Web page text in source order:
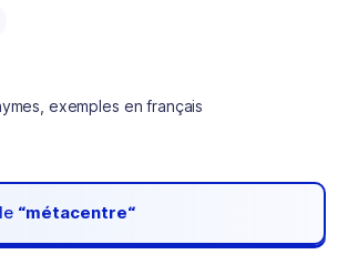
exemples en français
“métacentre“